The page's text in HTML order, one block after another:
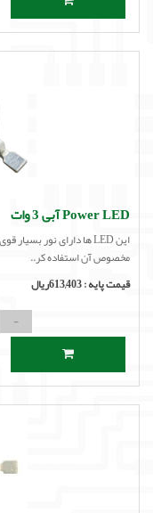
Power LED آبی 3 وات
مخصوص آن استفاده کر..
قیمت پایه :613,403ریال